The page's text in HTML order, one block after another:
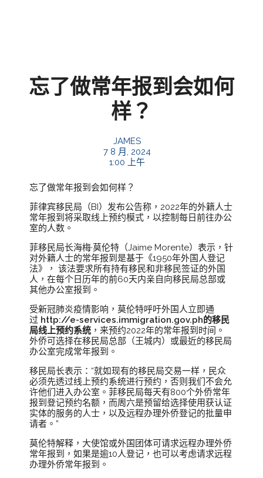
忘了做常年报到会如何
样？
JAMES
7 8 月, 2024
1:00 上午
忘了做常年报到会如何样？
菲律宾移民局（BI）发布公告称，2022年的外籍人士
常年报到将采取线上预约模式，以控制每日前往办公
室的人数。
菲移民局长海梅·莫伦特（Jaime Morente）表示，针
对外籍人士的常年报到是基于《1950年外国人登记
法》， 该法要求所有持有移民和非移民签证的外国
人，在每个日历年的前60天内亲自向移民局总部或
其他办公室报到。
受新冠肺炎疫情影响，莫伦特呼吁外国人立即通
过 http://e-services.immigration.gov.ph的移民
局线上预约系统 ，来预约2022年的常年报到时间。
外侨可选择在移民局总部（王城内）或最近的移民局
办公室完成常年报到。
移民局长表示：“就如现有的移民局交易一样，民众
必须先透过线上预约系统进行预约，否则我们不会允
许他们进入办公室。菲移民局每天有800个外侨常年
报到登记预约名额，而周六是预留给选择使用获认证
实体的服务的人士，以及远程办理外侨登记的批量申
请者。”
莫伦特解释，大使馆或外国团体可请求远程办理外侨
常年报到，如果是逾10人登记，也可以考虑请求远程
办理外侨常年报到。